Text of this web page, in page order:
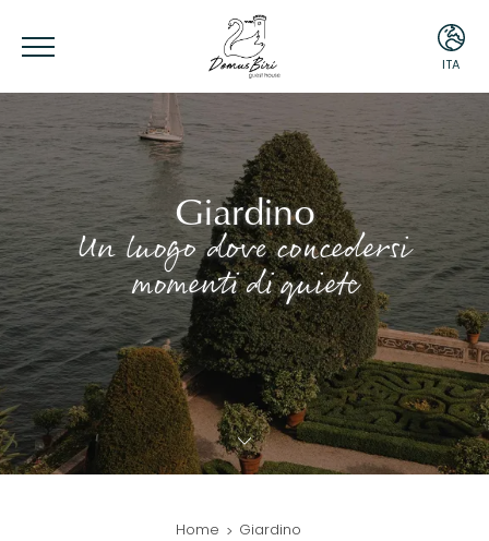
ITA
ENG
Giardino
Un luogo dove concedersi
momenti di quiete
Home Giardino